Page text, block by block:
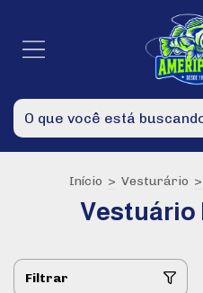
Início > Vesturário >
Vestuário
Filtrar